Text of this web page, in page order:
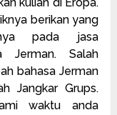
berikan yang
pada jasa
Jerman. Salah
bahasa Jerman
Jangkar Grups.
waktu anda